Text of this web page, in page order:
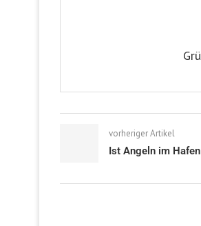
vorheriger Artikel
Ist Angeln im